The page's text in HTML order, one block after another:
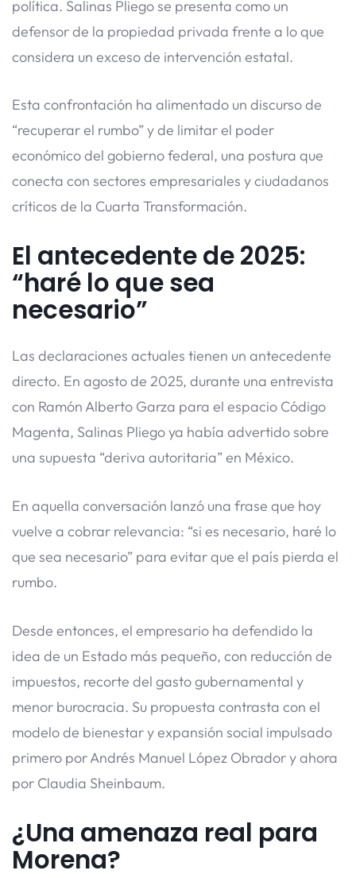
política. Salinas Pliego se presenta como un
defensor de la propiedad privada frente a lo que
considera un exceso de intervención estatal.
Esta confrontación ha alimentado un discurso de
“recuperar el rumbo” y de limitar el poder
económico del gobierno federal, una postura que
conecta con sectores empresariales y ciudadanos
críticos de la Cuarta Transformación.
El antecedente de 2025:
“haré lo que sea
necesario”
Las declaraciones actuales tienen un antecedente
directo. En agosto de 2025, durante una entrevista
con Ramón Alberto Garza para el espacio Código
Magenta, Salinas Pliego ya había advertido sobre
una supuesta “deriva autoritaria” en México.
En aquella conversación lanzó una frase que hoy
vuelve a cobrar relevancia: “si es necesario, haré lo
que sea necesario” para evitar que el país pierda el
rumbo.
Desde entonces, el empresario ha defendido la
idea de un Estado más pequeño, con reducción de
impuestos, recorte del gasto gubernamental y
menor burocracia. Su propuesta contrasta con el
modelo de bienestar y expansión social impulsado
primero por Andrés Manuel López Obrador y ahora
por Claudia Sheinbaum.
¿Una amenaza real para
Morena?